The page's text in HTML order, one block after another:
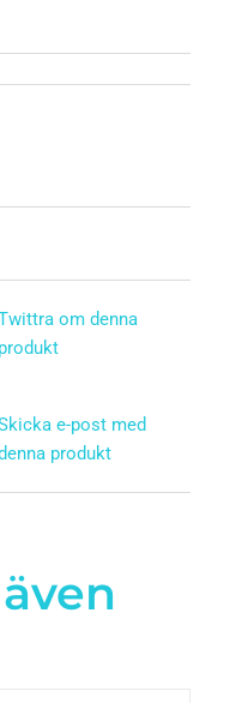
om denna
produkt
e-post med
produkt